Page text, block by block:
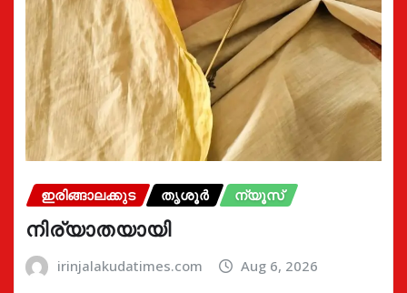
ഇരിങ്ങാലക്കുട തൃശൂർ ന്യൂസ്
നിര്യാതയായി
irinjalakudatimes.com Aug 6, 2026